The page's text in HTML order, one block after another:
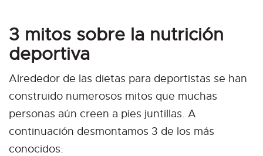
3 mitos sobre la nutrición
deportiva
Alrededor de las dietas para deportistas se han
construido numerosos mitos que muchas
personas aún creen a pies juntillas. A
continuación desmontamos 3 de los más
conocidos: